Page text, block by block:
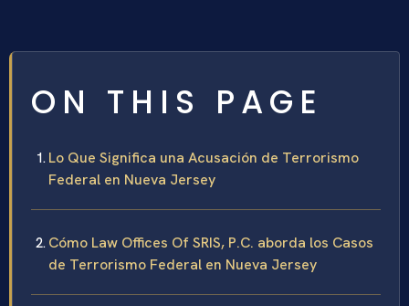
ON THIS PAGE
Lo Que Significa una Acusación de Terrorismo
Federal en Nueva Jersey
Cómo Law Offices Of SRIS, P.C. aborda los Casos
de Terrorismo Federal en Nueva Jersey